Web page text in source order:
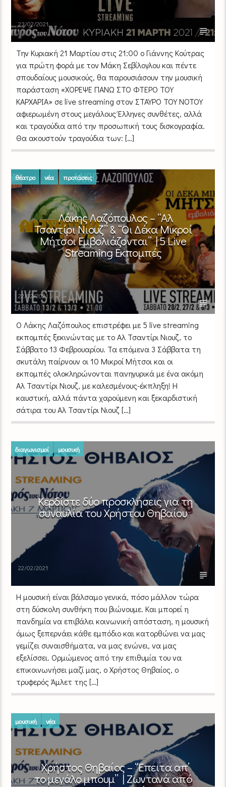
23/02/2021
Την Κυριακή 21 Μαρτίου στις 21:00 ο Γιάννης Κούτρας
για πρώτη φορά με τον Μάκη Σεβίλογλου και πέντε
σπουδαίους μουσικούς, θα παρουσιάσουν την μουσική
παράσταση «ΧΟΡΕΨΕ ΠΑΝΩ ΣΤΟ ΦΤΕΡΟ ΤΟΥ
ΚΑΡΧΑΡΙΑ» σε live streaming στον ΣΤΑΥΡΟ ΤΟΥ ΝΟΤΟΥ
αφιερωμένη στους μεγάλους Έλληνες συνθέτες, αλλά
και τραγούδια από την προσωπική τους δισκογραφία.
Θα ακουστούν τραγούδια των: […]
θέατρο νέα προτάσεις
Λάκης Λαζόπουλος – “Αλ
Τσαντίρι Νιουζ” & “Οι Δέκα Μικροί
Μήτσοι Εμβολιάζονται” | 5 Live
Streaming Εκπομπές
22/02/2021
Ο Λάκης Λαζόπουλος επιστρέφει με 5 live streaming
εκπομπές ξεκινώντας με το Αλ Τσαντίρι Νιουζ, το
Σάββατο 13 Φεβρουαρίου. Τα επόμενα 3 Σάββατα τη
σκυτάλη παίρνουν οι 10 Μικροί Μήτσοι και οι
εκπομπές ολοκληρώνονται πανηγυρικά με ένα ακόμη
Αλ Τσαντίρι Νιουζ, με καλεσμένους-έκπληξη! Η
καυστική, αλλά πάντα χαρούμενη και ξεκαρδιστική
σάτιρα του Αλ Τσαντίρι Νιουζ […]
διαγωνισμοί μουσική
Κερδίστε δύο προσκλήσεις για τη
συναυλία του Χρήστου Θηβαίου
22/02/2021
Η μουσική είναι βάλσαμο γενικά, πόσο μάλλον τώρα
στη δύσκολη συνθήκη που βιώνουμε. Και μπορεί η
πανδημία να επιβάλει κοινωνική απόσταση, η μουσική
όμως ξεπερνάει κάθε εμπόδιο και κατορθώνει να μας
γεμίζει συναισθήματα, να μας ενώνει, να μας
εξελίσσει. Ορμώμενος από την επιθυμία του να
επικοινωνήσει μαζί μας, ο Χρήστος Θηβαίος, ο
τρυφερός Άμλετ της […]
μουσική νέα
Χρήστος Θηβαίος – “Έπειτα απ’
το μεγάλο μπουμ” | Ζωντανά από